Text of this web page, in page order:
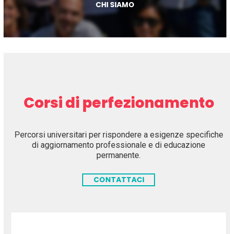
CHI SIAMO
Corsi di perfezionamento
Percorsi universitari per rispondere a esigenze specifiche
di aggiornamento professionale e di educazione
permanente.
CONTATTACI